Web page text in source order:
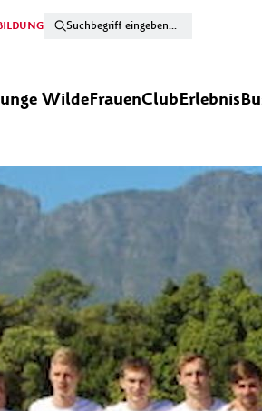
WildeFrauenClubErlebnis